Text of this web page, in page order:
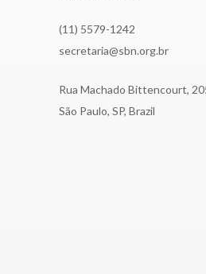
(11) 5579-1242
secretaria@sbn.org.br
Rua Machado Bittencourt,
São Paulo, SP, Brazil